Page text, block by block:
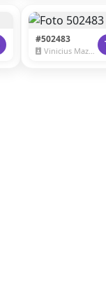
#502483
Vinicius Mazzaro